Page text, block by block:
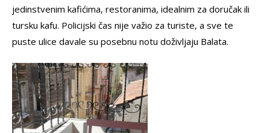
jedinstvenim kafićima, restoranima, idealnim za doručak ili
tursku kafu. Policijski čas nije važio za turiste, a sve te
puste ulice davale su posebnu notu doživljaju Balata.